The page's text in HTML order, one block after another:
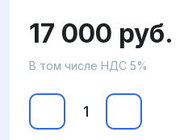
17 000 руб.
В том числе НДС 5%